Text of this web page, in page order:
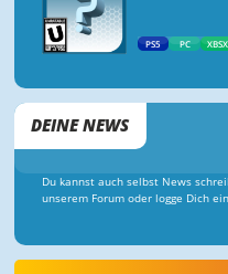
PS5 PC XBSX
DEINE NEWS
Du kannst auch selbst News
unserem Forum oder logge Dich